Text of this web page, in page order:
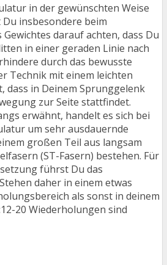
in der gewünschten Weise
insbesondere beim
Gewichtes darauf achten, dass Du
in einer geraden Linie nach
durch das bewusste
Technik mit einem leichten
dass in Deinem Sprunggelenk
zur Seite stattfindet.
erwähnt, handelt es sich bei
um sehr ausdauernde
großen Teil aus langsam
(ST-Fasern) bestehen. Für
führst Du das
daher in einem etwas
als sonst in deinem
20 Wiederholungen sind